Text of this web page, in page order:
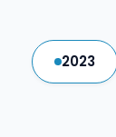
2023